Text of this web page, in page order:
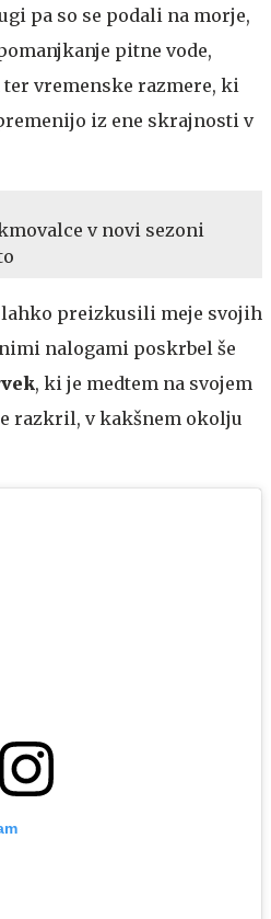
pa so se podali na morje,
pitne vode,
vremenske razmere, ki
iz ene skrajnosti v
v novi sezoni
lahko preizkusili meje svojih
nalogami poskrbel še
, ki je medtem na svojem
razkril, v kakšnem okolju